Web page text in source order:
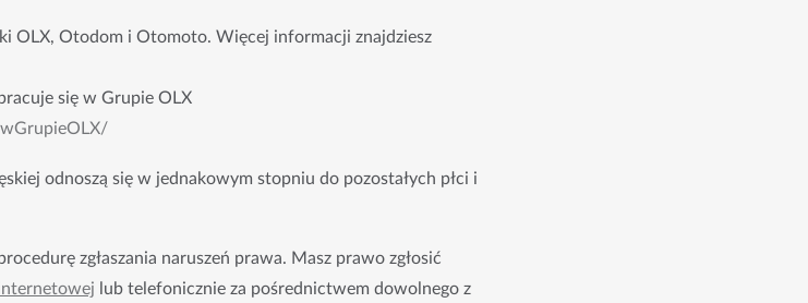
OLX, Otodom i Otomoto. Więcej informacji znajdziesz
się w Grupie OLX
odnoszą się w jednakowym stopniu do pozostałych płci i
zgłaszania naruszeń prawa. Masz prawo zgłosić
lub telefonicznie za pośrednictwem dowolnego z